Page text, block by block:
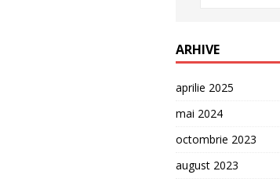
ARHIVE
aprilie 2025
mai 2024
octombrie 2023
august 2023